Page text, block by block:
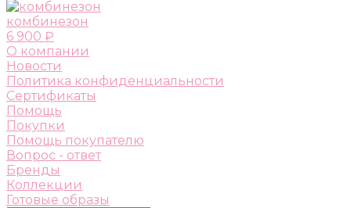
комбинезон
6 900 ₽
О компании
Новости
Политика конфиденциальности
Сертификаты
Помощь
Покупки
Помощь покупателю
Вопрос - ответ
Бренды
Коллекции
Готовые образы